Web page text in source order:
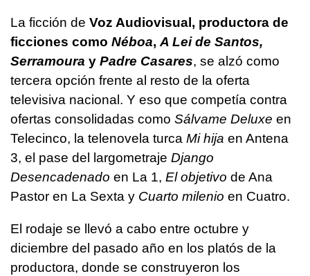
La ficción de Voz Audiovisual, productora de
ficciones como Néboa,A Lei de Santos,
Serramoura y Padre Casares, se alzó como
tercera opción frente al resto de la oferta
televisiva nacional. Y eso que competía contra
ofertas consolidadas como Sálvame Deluxe en
Telecinco, la telenovela turca Mi hija en Antena
3, el pase del largometraje Django
Desencadenado en La 1, El objetivo de Ana
Pastor en La Sexta y Cuarto milenio en Cuatro.
El rodaje se llevó a cabo entre octubre y
diciembre del pasado año en los platós de la
productora, donde se construyeron los